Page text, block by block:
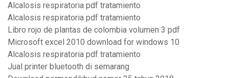
Alcalosis respiratoria pdf tratamiento
Alcalosis respiratoria pdf tratamiento
Libro rojo de plantas de colombia volumen 3 pdf
Microsoft excel 2010 download for windows 10
Alcalosis respiratoria pdf tratamiento
Jual printer bluetooth di semarang